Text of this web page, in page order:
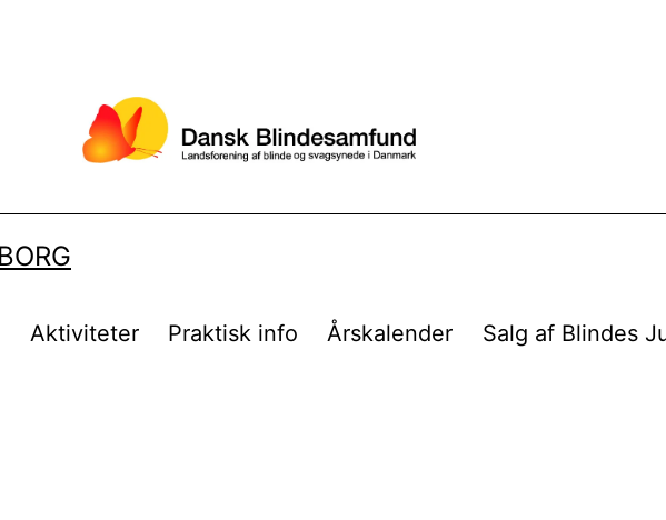
Aktiviteter Praktisk info Årskalender Salg af Blindes